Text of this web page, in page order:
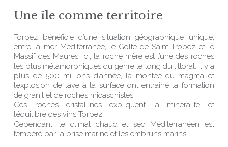
Une île comme territoire
Torpez bénéficie d’une situation géographique unique,
entre la mer Méditerranée, le Golfe de Saint-Tropez et le
Massif des Maures. Ici, la roche mère est l’une des roches
les plus métamorphiques du genre le long du littoral. Il y a
plus de 500 millions d’année, la montée du magma et
l’explosion de lave à la surface ont entraîné la formation
de granit et de roches micaschistes.
Ces roches cristallines expliquent la minéralité et
l’équilibre des vins Torpez.
Cependant, le climat chaud et sec Méditerranéen est
tempéré par la brise marine et les embruns marins.